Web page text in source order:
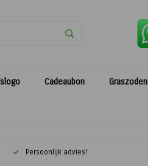
Cadeaubon Graszoden
Persoonlijk advies!